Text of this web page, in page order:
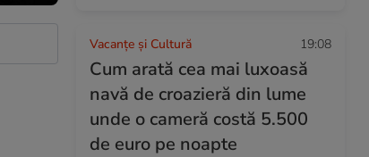
Vacanțe și Cultură 19:08
Cum arată cea mai luxoasă
navă de croazieră din lume
unde o cameră costă 5.500
de euro pe noapte